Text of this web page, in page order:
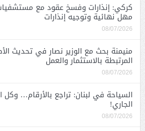
كركي: إنذارات وفسخ عقود مع
مهل نهائية وتوجيه إنذارات
08/07/2026
منيمنة بحث مع الوزير نصار في تحديث
المرتبطة بالاستثمار والعمل
08/07/2026
السياحة في لبنان: تراجع بالأرقام…
الجاري!
08/07/2026